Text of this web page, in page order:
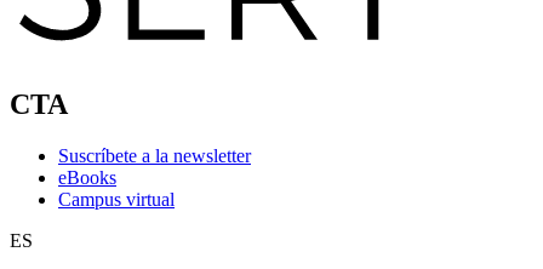
CTA
Suscríbete a la newsletter
eBooks
Campus virtual
ES